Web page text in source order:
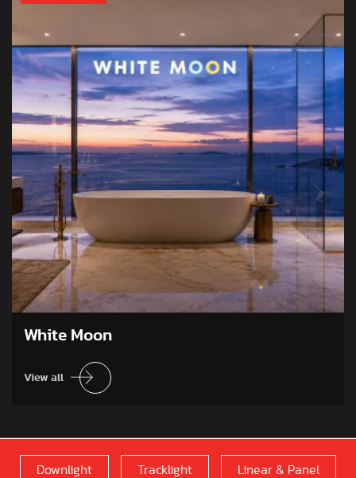
White Moon
View all
Downlight Tracklight Linear & Panel